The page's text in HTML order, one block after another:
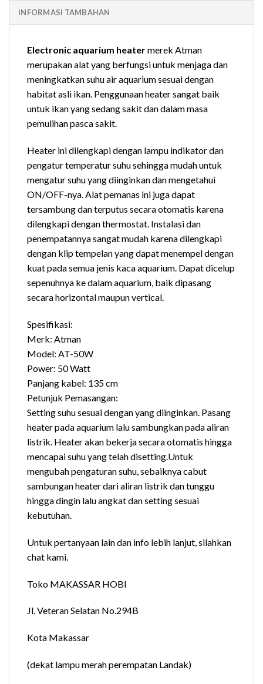
INFORMASI TAMBAHAN
Electronic aquarium heatermerek Atman
merupakan alat yang berfungsi untuk menjaga dan
meningkatkan suhu air aquarium sesuai dengan
habitat asli ikan. Penggunaan heater sangat baik
untuk ikan yang sedang sakit dan dalam masa
pemulihan pasca sakit.
Heater ini dilengkapi dengan lampu indikator dan
pengatur temperatur suhu sehingga mudah untuk
mengatur suhu yang diinginkan dan mengetahui
ON/OFF-nya. Alat pemanas ini juga dapat
tersambung dan terputus secara otomatis karena
dilengkapi dengan thermostat. Instalasi dan
penempatannya sangat mudah karena dilengkapi
dengan klip tempelan yang dapat menempel dengan
kuat pada semua jenis kaca aquarium. Dapat dicelup
sepenuhnya ke dalam aquarium, baik dipasang
secara horizontal maupun vertical.
Spesifikasi:
Merk: Atman
Model: AT-50W
Power: 50 Watt
Panjang kabel: 135 cm
Petunjuk Pemasangan:
Setting suhu sesuai dengan yang diinginkan. Pasang
heater pada aquarium lalu sambungkan pada aliran
listrik. Heater akan bekerja secara otomatis hingga
mencapai suhu yang telah disetting.Untuk
mengubah pengaturan suhu, sebaiknya cabut
sambungan heater dari aliran listrik dan tunggu
hingga dingin lalu angkat dan setting sesuai
kebutuhan.
Untuk pertanyaan lain dan info lebih lanjut, silahkan
chat kami.
Toko MAKASSAR HOBI
Jl. Veteran Selatan No.294B
Kota Makassar
(dekat lampu merah perempatan Landak)